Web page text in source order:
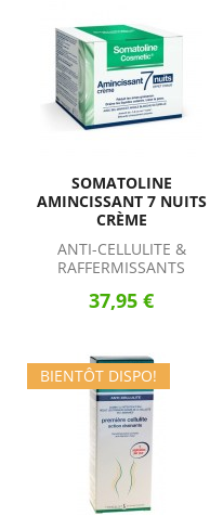
SOMATOLINE
AMINCISSANT 7 NUITS
CRÈME
ANTI-CELLULITE &
RAFFERMISSANTS
37,95 €
BIENTÔT DISPO!